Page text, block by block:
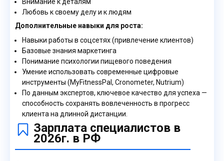
Любовь к своему делу и к людям
Дополнительные навыки для роста:
Навыки работы в соцсетях (привлечение клиентов)
Базовые знания маркетинга
Понимание психологии пищевого поведения
Умение использовать современные цифровые
инструменты (MyFitnessPal, Cronometer, Nutrium)
По данным экспертов, ключевое качество для успеха —
способность сохранять вовлеченность в прогресс
клиента на длинной дистанции.
Зарплата специалистов в
2026г. в РФ